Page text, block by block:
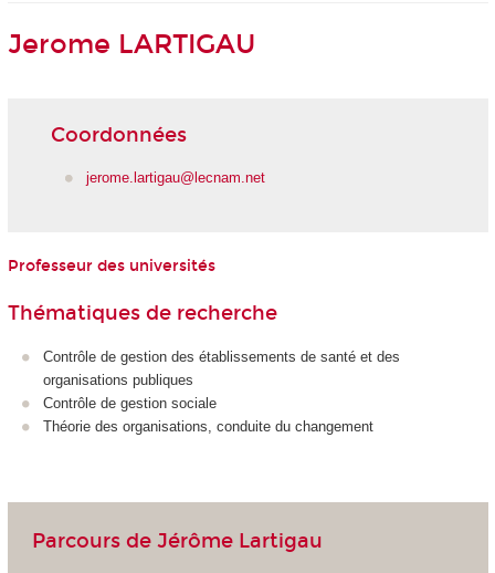
Jerome LARTIGAU
Coordonnées
jerome.lartigau@lecnam.net
Professeur des universités
Thématiques de recherche
Contrôle de gestion des établissements de santé et des
organisations publiques
Contrôle de gestion sociale
Théorie des organisations, conduite du changement
Parcours de Jérôme Lartigau